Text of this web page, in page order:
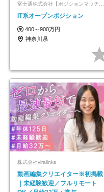
富士通株式会社【ポジションマッチ登録】
IT系オープンポジション
400～900万円
神奈川県
株式会社viralinks
動画編集クリエイター※初掲載
｜未経験歓迎／フルリモート